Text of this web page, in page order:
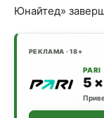
Юнайтед»
РЕКЛАМА · 18+
PARI
5